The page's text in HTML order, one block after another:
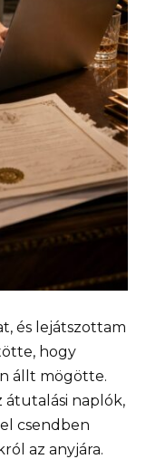
és lejátszottam
hogy
állt mögötte.
átutalási naplók,
csendben
az anyjára.